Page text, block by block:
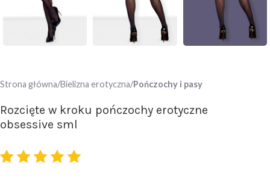
Strona główna Bielizna erotyczna Pończochy i pasy
Rozcięte w kroku pończochy erotyczne
obsessive sml